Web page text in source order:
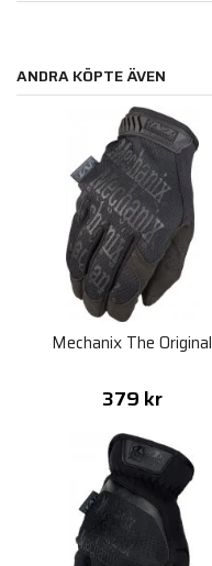
ANDRA KÖPTE ÄVEN
Mechanix The Original
379 kr